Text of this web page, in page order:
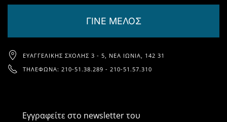
ΓΙΝΕ ΜΕΛΟΣ
ΕΥΑΓΓΕΛΙΚΉΣ ΣΧΟΛΉΣ 3 - 5, ΝΈΑ ΙΩΝΊΑ, 142 31
ΤΗΛΈΦΩΝΑ: 210-51.38.289 - 210-51.57.310
Εγγραφείτε στο newsletter του